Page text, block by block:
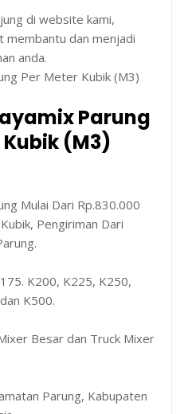
di website kami,
membantu dan menjadi
anda.
Per Meter Kubik (M3)
Parung
(M3)
Mulai Dari Rp.830.000
Pengiriman Dari
K200, K225, K250,
K500.
Besar dan Truck Mixer
Parung, Kabupaten